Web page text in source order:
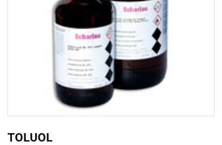
TOLUOL